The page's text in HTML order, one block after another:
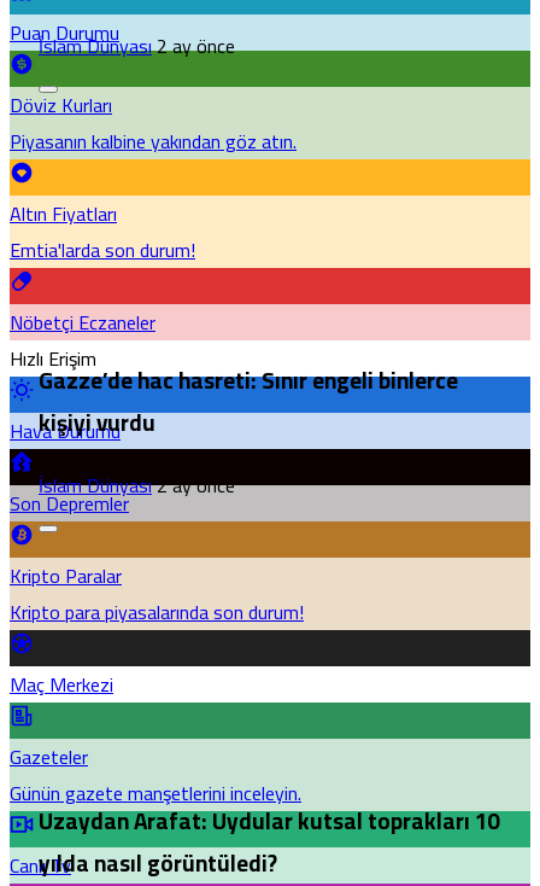
Puan Durumu
Döviz Kurları
Piyasanın kalbine yakından göz atın.
Altın Fiyatları
Emtia'larda son durum!
Nöbetçi Eczaneler
Hızlı Erişim
Hava Durumu
Son Depremler
Kripto Paralar
Kripto para piyasalarında son durum!
Maç Merkezi
Gazeteler
Günün gazete manşetlerini inceleyin.
Canlı Tv
İslam Dünyası2 ay önce
Gazze’de hac hasreti: Sınır engeli binlerce
kişiyi vurdu
İslam Dünyası2 ay önce
Uzaydan Arafat: Uydular kutsal toprakları 10
yılda nasıl görüntüledi?